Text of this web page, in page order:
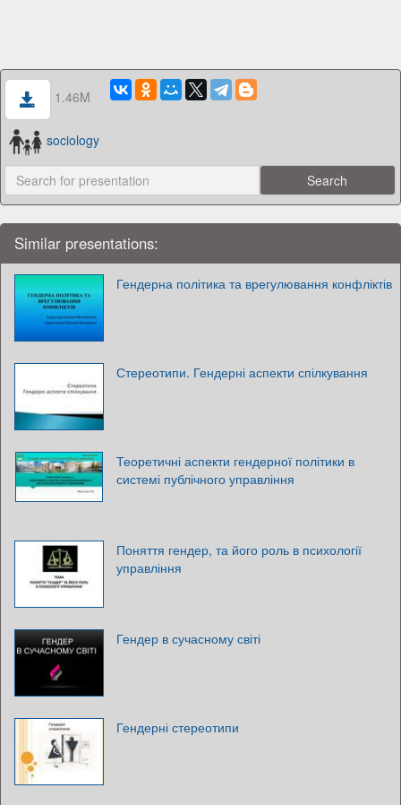
1.46M
sociology
Similar presentations:
Гендерна політика та врегулювання конфліктів
Стереотипи. Гендерні аспекти спілкування
Теоретичні аспекти гендерної політики в
системі публічного управління
Поняття гендер, та його роль в психології
управління
Гендер в сучасному світі
Гендерні стереотипи